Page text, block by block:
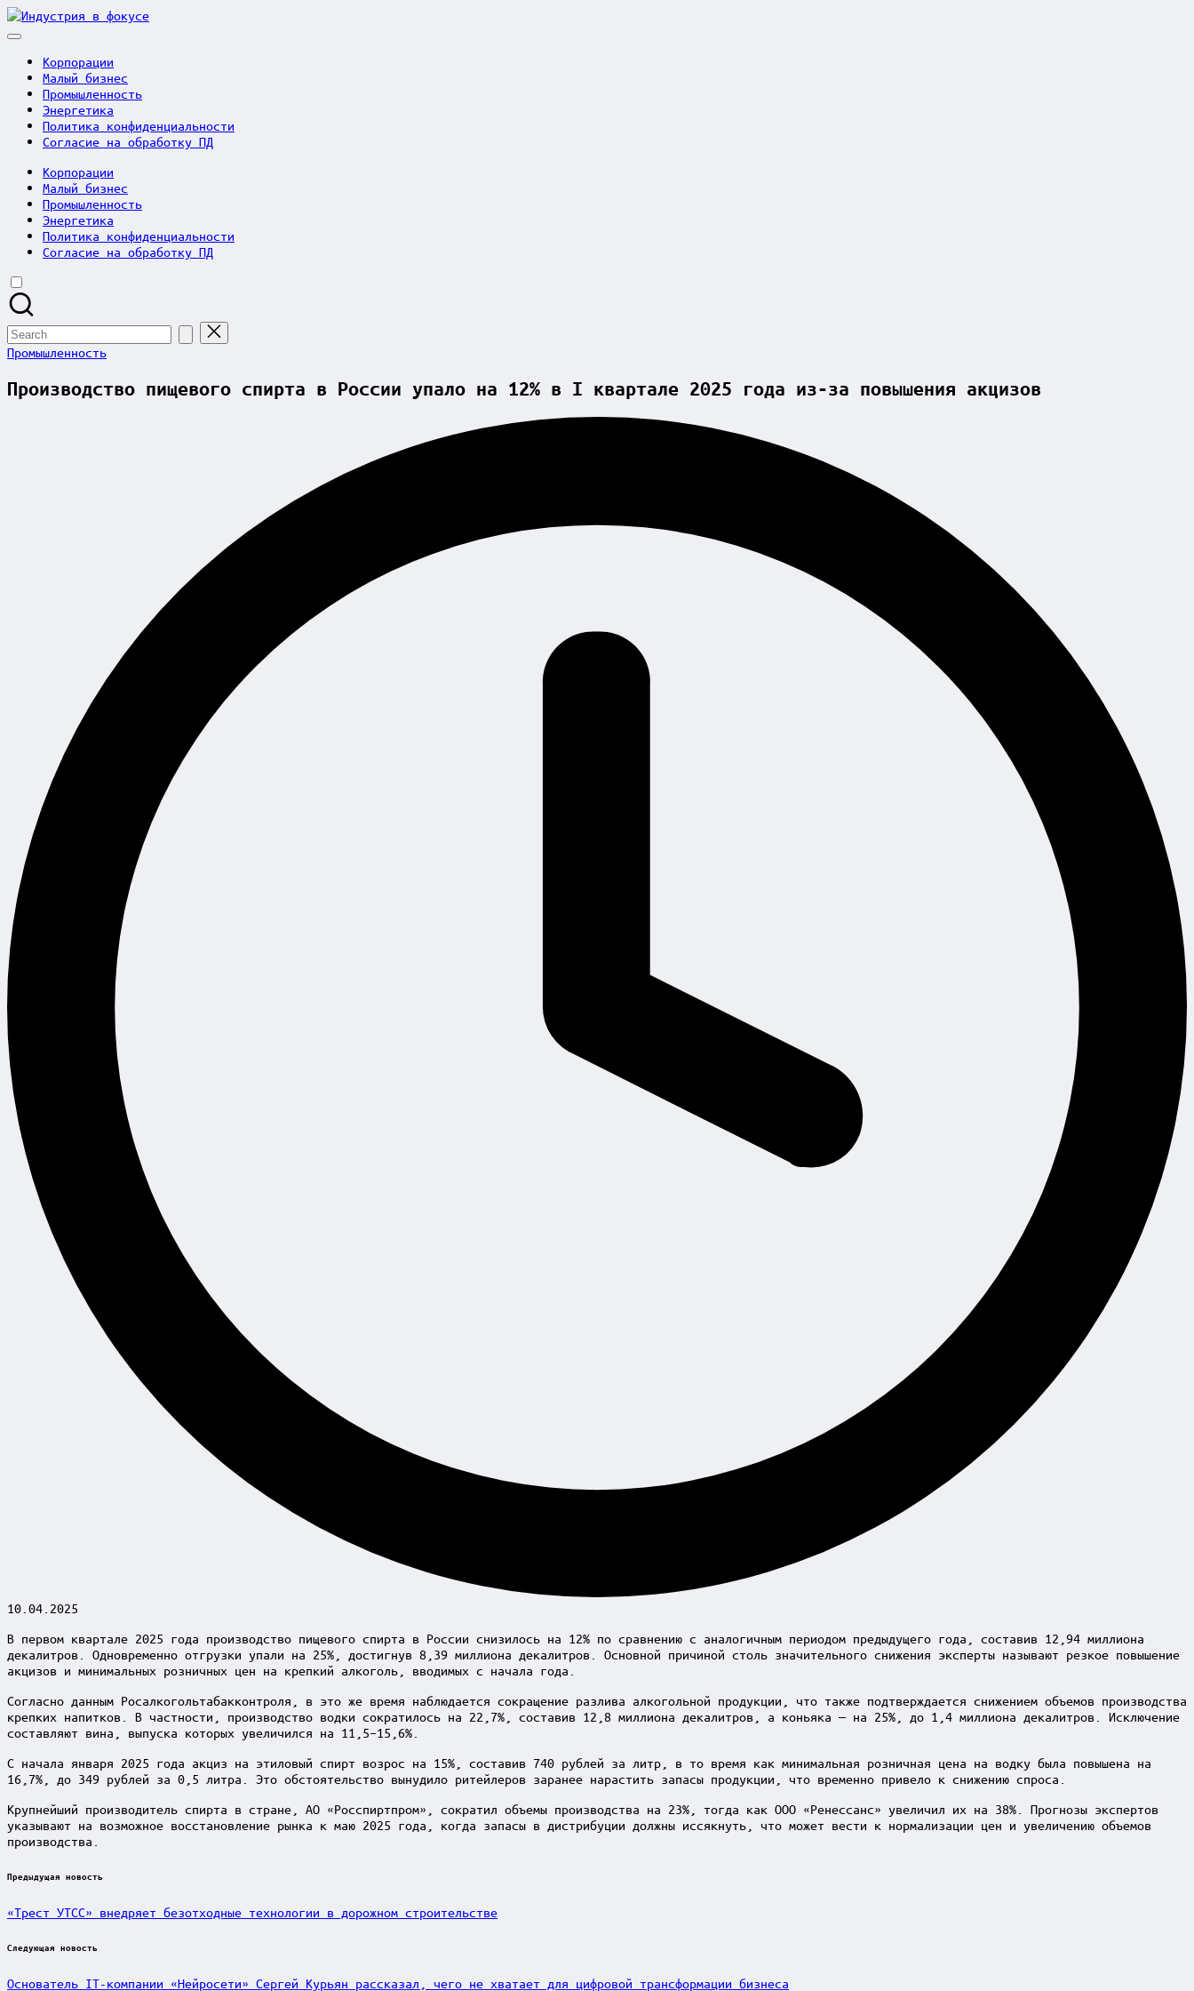
Skip
to
Индустрия
Корпорации
Малый бизнес
Промышленность
Энергетика
Политика конфиденциальности
Согласие на обработку ПД
Корпорации
Малый бизнес
Промышленность
Энергетика
Политика конфиденциальности
Согласие на обработку ПД
Search
for:
Posted
Промышленность
Производство пищевого спирта в России упало на 12% в I квартале 2025 года из-за повышения акцизов
10.04.2025
В первом квартале 2025 года производство пищевого спирта в России снизилось на 12% по сравнению с аналогичным периодом предыдущего года, составив 12,94 миллиона
декалитров. Одновременно отгрузки упали на 25%, достигнув 8,39 миллиона декалитров. Основной причиной столь значительного снижения эксперты называют резкое повышение
акцизов и минимальных розничных цен на крепкий алкоголь, вводимых с начала года.
Согласно данным Росалкогольтабакконтроля, в это же время наблюдается сокращение разлива алкогольной продукции, что также подтверждается снижением объемов производства
крепких напитков. В частности, производство водки сократилось на 22,7%, составив 12,8 миллиона декалитров, а коньяка — на 25%, до 1,4 миллиона декалитров. Исключение
составляют вина, выпуска которых увеличился на 11,5–15,6%.
С начала января 2025 года акциз на этиловый спирт возрос на 15%, составив 740 рублей за литр, в то время как минимальная розничная цена на водку была повышена на
16,7%, до 349 рублей за 0,5 литра. Это обстоятельство вынудило ритейлеров заранее нарастить запасы продукции, что временно привело к снижению спроса.
Крупнейший производитель спирта в стране, АО «Росспиртпром», сократил объемы производства на 23%, тогда как ООО «Ренессанс» увеличил их на 38%. Прогнозы экспертов
указывают на возможное восстановление рынка к маю 2025 года, когда запасы в дистрибуции должны иссякнуть, что может вести к нормализации цен и увеличению объемов
производства.
Post
Предыдущая новость
«Трест УТСС» внедряет безотходные технологии в дорожном строительстве
Следующая новость
Основатель IT-компании «Нейросети» Сергей Курьян рассказал, чего не хватает для цифровой трансформации бизнеса